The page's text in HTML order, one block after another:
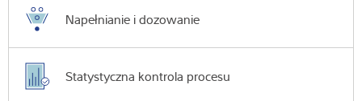
Napełnianie i dozowanie
Statystyczna kontrola procesu